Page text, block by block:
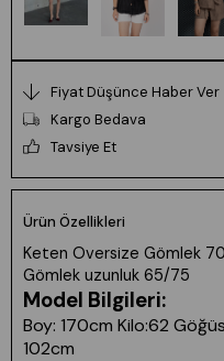
Fiyat Düşünce Haber Ver
Kargo Bedava
Tavsiye Et
Ürün Özellikleri
Keten Oversize Gömlek
Gömlek uzunluk 65/75
Model Bilgileri:
Boy: 170cm Kilo:62
102cm